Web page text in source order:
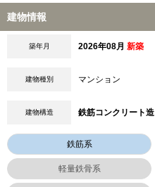
建物情報
築年月 2026年08月 新築
建物種別 マンション
建物構造 鉄筋コンクリート造
鉄筋系
軽量鉄骨系